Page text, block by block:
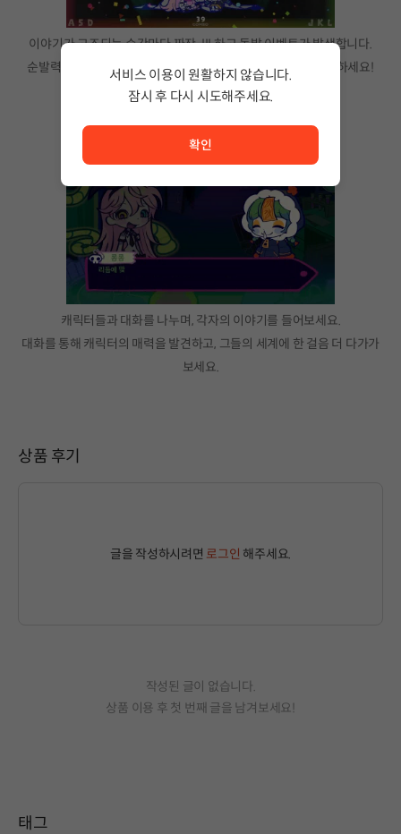
이야기가 고조되는 순간마다 짜잔-!!! 하고 돌발 이벤트가 발생합니다.
순발력을 발휘하여 에피소드마다 달라지는 짜잔이벤트를 극복하세요!
대화가 필요해
캐릭터들과 대화를 나누며, 각자의 이야기를 들어보세요.
대화를 통해 캐릭터의 매력을 발견하고, 그들의 세계에 한 걸음 더 다가가
보세요.
상품 후기
글을 작성하시려면 로그인 해주세요.
작성된 글이 없습니다.
상품 이용 후 첫 번째 글을 남겨보세요!
태그
서비스 이용이 원활하지 않습니다.
잠시 후 다시 시도해주세요.
확인